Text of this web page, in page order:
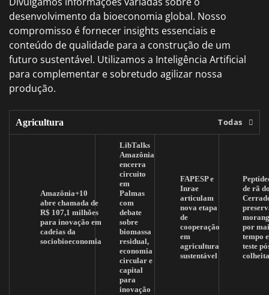
desenvolvimento da bioeconomia global. Nosso
compromisso é fornecer insights essenciais e
conteúdo de qualidade para a construção de um
futuro sustentável. Utilizamos a Inteligência Artificial
para complementar e sobretudo agilizar nossa
produção.
Agricultura Todas
Amazônia+10
abre chamada de
R$ 107,1 milhões
para inovação em
cadeias da
sociobioeconomia
LibTalks
Amazônia
encerra
circuito
em
Palmas
com
debate
sobre
biomassa
residual,
economia
circular e
capital
para
inovação
FAPESP e
Inrae
articulam
nova etapa
de
cooperação
em
agricultura
sustentável
de rã
por
tempo
teste